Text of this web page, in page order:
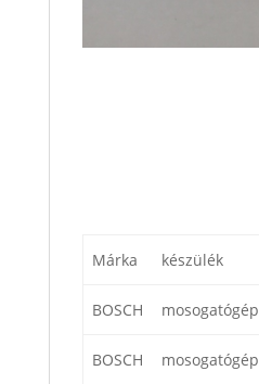
Márka készülék
BOSCH mosogatógép
BOSCH mosogatógép